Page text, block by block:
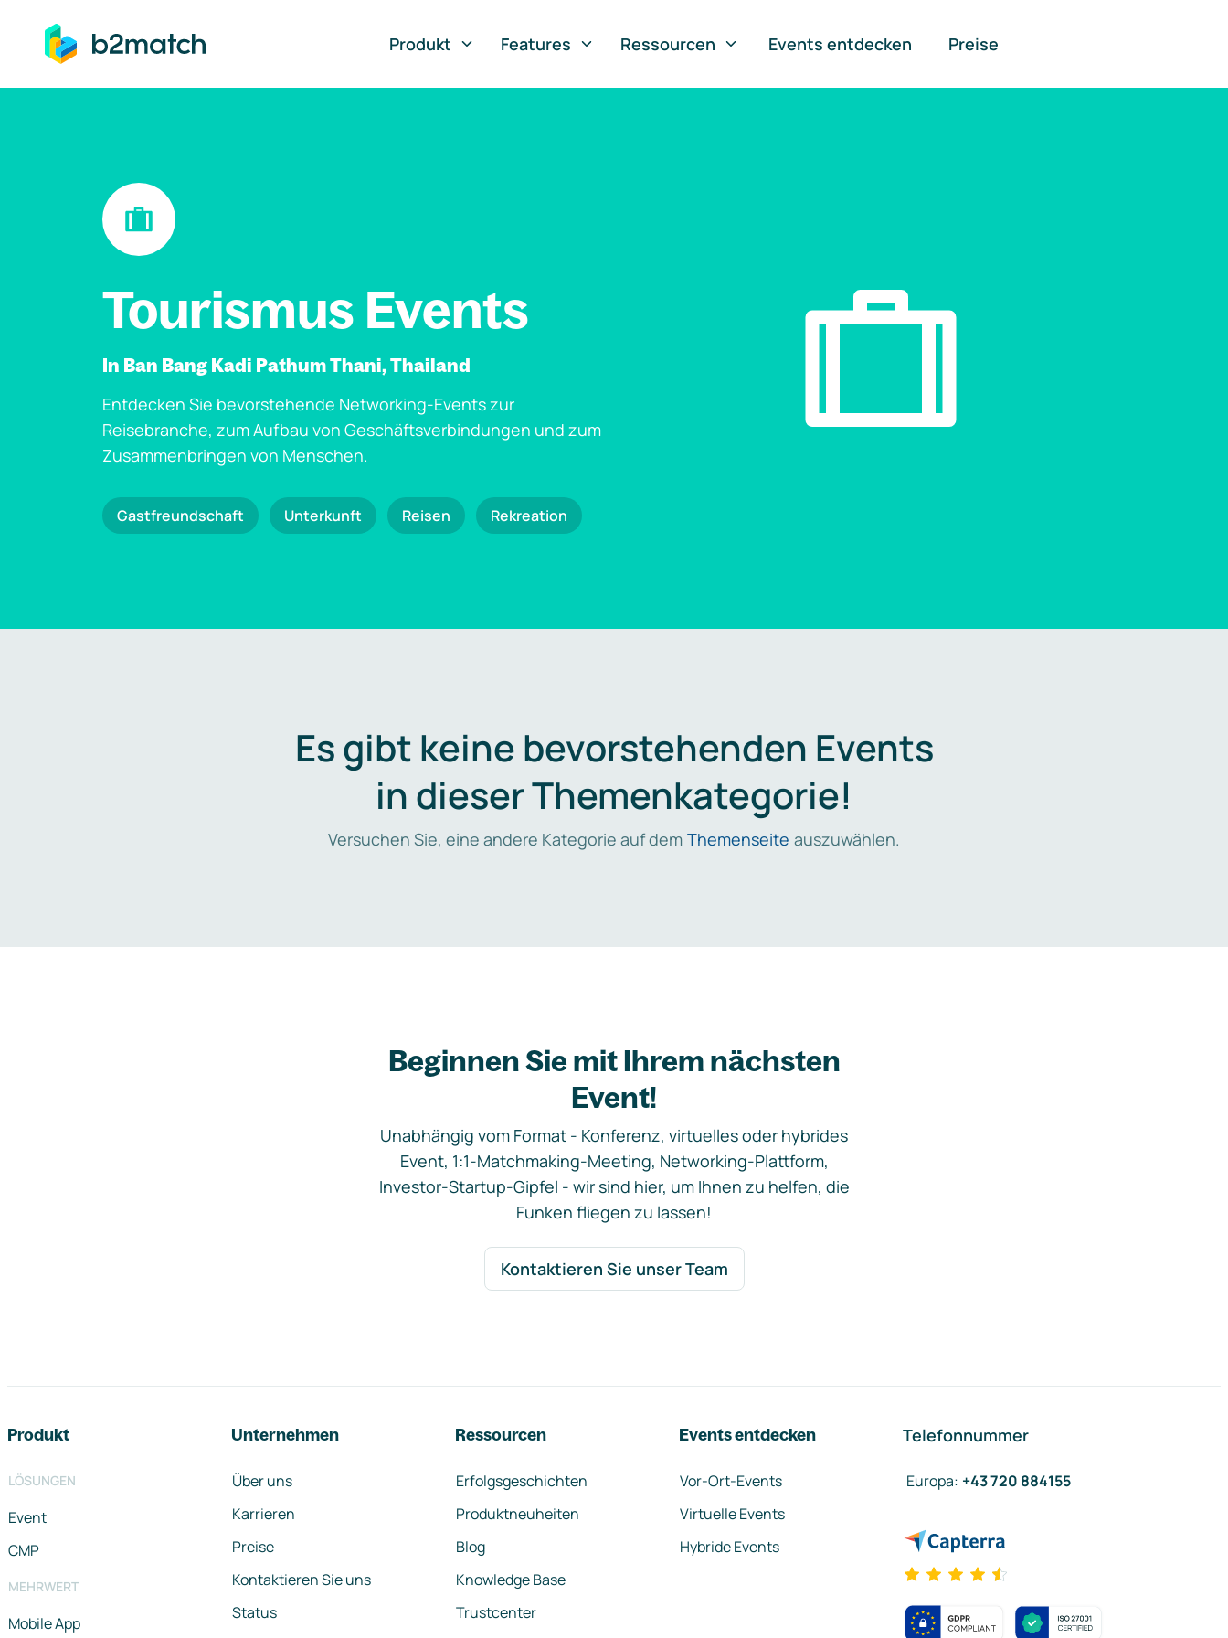
springen
Produkt
Features Ressourcen Events entdecken Preise
Tourismus Events
In Ban Bang Kadi Pathum Thani, Thailand
Entdecken Sie bevorstehende Networking-Events zur
Reisebranche, zum Aufbau von Geschäftsverbindungen und zum
Zusammenbringen von Menschen.
Gastfreundschaft Unterkunft Reisen Rekreation
Es gibt keine bevorstehenden Events
in dieser Themenkategorie!
Versuchen Sie, eine andere Kategorie auf dem Themenseite auszuwählen.
Beginnen Sie mit Ihrem nächsten
Event!
Unabhängig vom Format - Konferenz, virtuelles oder hybrides
Event, 1:1-Matchmaking-Meeting, Networking-Plattform,
Investor-Startup-Gipfel - wir sind hier, um Ihnen zu helfen, die
Funken fliegen zu lassen!
Kontaktieren Sie unser Team
Produkt
LÖSUNGEN
Event
CMP
MEHRWERT
Mobile App
Unternehmen
Über uns
Karrieren
Preise
Kontaktieren Sie uns
Status
Ressourcen
Erfolgsgeschichten
Produktneuheiten
Blog
Knowledge Base
Trustcenter
Events entdecken
Vor-Ort-Events
Virtuelle Events
Hybride Events
Telefonnummer
Europa: +43 720 884155